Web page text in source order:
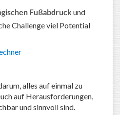
Fußabdruck und
Challenge viel Potential
alles auf einmal zu
auf Herausforderungen,
und sinnvoll sind.